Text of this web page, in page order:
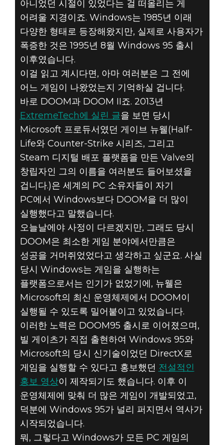
WINDOOM 95
아니었던 시절이 있었다는 걸 떠올리는 게
어려울 지경이죠. Windows는 1985년 이래
다양한 형태로 등장해왔지만, 실제로 사용자가
폭증한 것은 1995년 8월 Windows 95 출시
이후였습니다.
이걸 읽고 계시다면, 아마 여러분은 그 전에
어느 게임이 나왔었는지 기억하실 겁니다.
바로 DOOM과 DOOM II죠. 2013년
ExtremeTech에 실린 글을 보면 당시
Microsoft 프로듀서였던 게이브 뉴웰(Half-
Life와 Counter-Strike 시리즈, 그리고
Steam 디지털 배포 플랫폼을 만든 Valve의
창립자인 그의 이름을 여러분도 들어보셨을
겁니다.)은 세계의 PC 소유자들이 자기
PC에서 Windows보다 DOOM을 더 많이
실행했다고 말했습니다.
오늘날에야 사정이 다르겠지만, 그래도 당시
DOOM은 최소한 게임 분야에서만큼은
성공을 거머쥐었었다고 생각하고 싶군요. 사실
당시 Windows는 게임을 실행하는
플랫폼으로서는 인기가 없었기에, 뉴웰은
Microsoft의 최신 운영체제에서 DOOM이
실행될 수 있도록 밀어붙이고 있었습니다.
이러한 노력은 DOOM95 출시로 이어졌으며,
빌 게이츠가 직접 출현하여 Windows 95와
Microsoft의 당시 신기술이었던 DirectX로
게임을 실행할 수 있다고 홍보했던 전설적인
홍보 영상이 제작되기도 했습니다. 이후 이
운영체제에 맞춰 더 많은 게임이 개발되었고,
덕분에 Windows 95가 널리 퍼지면서 역사가
시작되었습니다.
뭐, 그렇다고 Windows가 모든 PC 게임의